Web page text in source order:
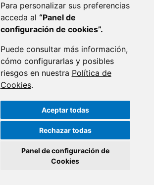
Para personalizar sus preferencias
acceda al “Panel de
configuración de cookies”.
Puede consultar más información,
cómo configurarlas y posibles
riesgos en nuestra Política de
Cookies.
Aceptar todas
Rechazar todas
Panel de configuración de
Cookies